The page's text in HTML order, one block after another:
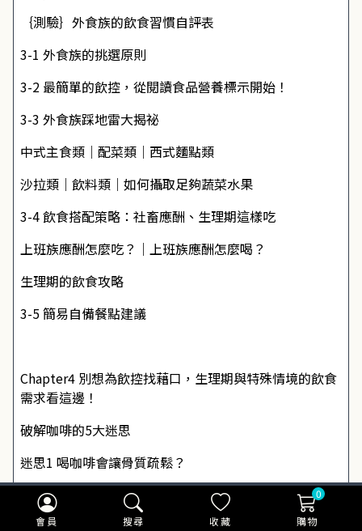
會員 搜尋 收藏
0
購物
｛測驗｝外食族的飲食習慣自評表
3-1 外食族的挑選原則
3-2 最簡單的飲控，從閱讀食品營養標示開始！
3-3 外食族踩地雷大揭祕
中式主食類｜配菜類｜西式麵點類
沙拉類｜飲料類｜如何攝取足夠蔬菜水果
3-4 飲食搭配策略：社畜應酬、生理期這樣吃
上班族應酬怎麼吃？｜上班族應酬怎麼喝？
生理期的飲食攻略
3-5 簡易自備餐點建議
Chapter4 別想為飲控找藉口，生理期與特殊情境的飲食
需求看這邊！
破解咖啡的5大迷思
迷思1 喝咖啡會讓骨質疏鬆？
迷思2 喝咖啡能幫助排便？
迷思3 受傷後喝咖啡會留疤？喝咖啡皮膚會變黑、長痘？